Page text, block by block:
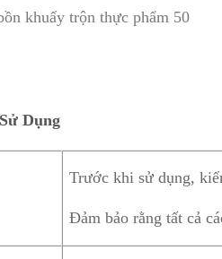
khuấy trộn thực phẩm 50
Dụng
Trước khi sử dụng,
Đảm bảo rằng tất cả